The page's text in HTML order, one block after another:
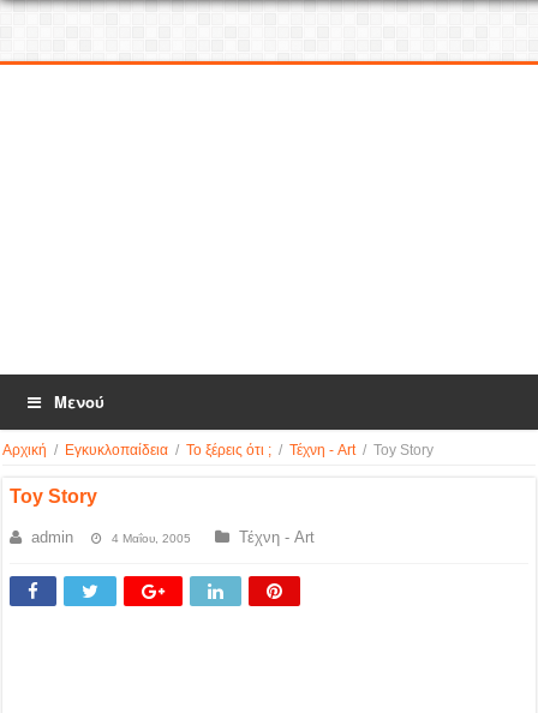
Μενού
Αρχική / Εγκυκλοπαίδεια / Το ξέρεις ότι ; / Τέχνη - Art / Toy Story
Toy Story
admin 4 Μαΐου, 2005 Τέχνη - Art